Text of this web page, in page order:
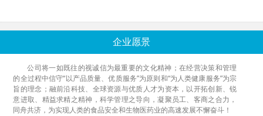
企业愿景
公司将一如既往的视诚信为最重要的文化精神；在经营决策和管理
的全过程中信守“以产品质量、优质服务”为原则和“为人类健康服务”为宗
旨的理念；融前沿科技、全球资源与优质人才为资本，以开拓创新、锐
意进取、精益求精之精神，科学管理之导向，凝聚员工、客商之合力，
同舟共济，为实现人类的食品安全和生物医药业的高速发展不懈奋斗！